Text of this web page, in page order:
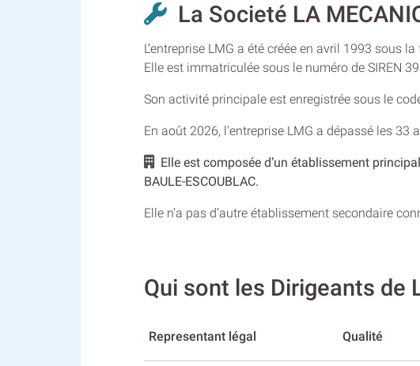
La Societé LA
L’entreprise LMG a été créée en avril 1993 sous
Elle est immatriculée sous le numéro de SIREN
Son activité principale est enregistrée sous le
En août 2026, l'entreprise LMG a dépassé les 33
Elle est composée d’un établissement
BAULE-ESCOUBLAC.
Elle n’a pas d’autre établissement secondaire
Qui sont les Dirigeants de
Representant légal Qualité